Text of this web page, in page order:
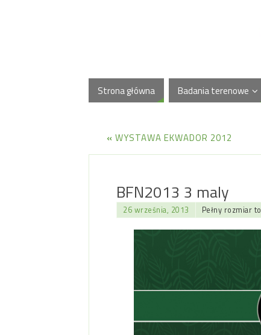
Strona główna Badania terenowe
« WYSTAWA EKWADOR 2012
BFN2013 3 maly
26 września, 2013 Pełny rozmiar to